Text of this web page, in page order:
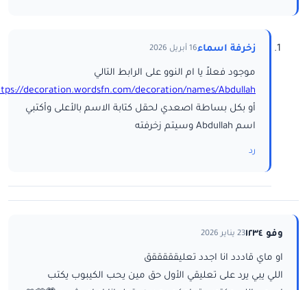
زخرفة اسماء16 أبريل 2026
موجود فعلاً يا ام النوو على الرابط التالي
decoration.wordsfn.com/decoration/names/Abdullah/
أو بكل بساطة اصعدي لحقل كتابة الاسم بالأعلى وأكتبي
اسم Abdullah وسيتم زخرفته
رد
وفو ١٢٣٤ 23 يناير 2026
او ماي قاددد انا اجدد تعليقققققق
اللي يبي يرد على تعليقي الأول حق مين يحب الكيبوب يكتب